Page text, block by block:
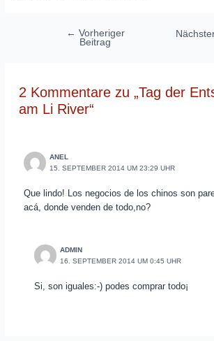
Beitragsnavigation
← Vorheriger
Beitrag
2 Kommentare zu „Tag der
am Li River“
ANEL
15. SEPTEMBER 2014 UM 23:29 UHR
Que lindo! Los negocios de los chinos son
acá, donde venden de todo,no?
ADMIN
16. SEPTEMBER 2014 UM 0:45 UHR
Si, son iguales:-) podes comprar todo¡